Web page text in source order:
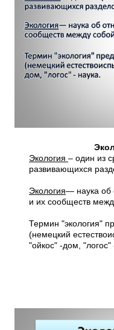
Экология – один из
развивающихся
Экология— наука об
и их сообществ
Термин "экология"
(немецкий
"ойкос" -дом, "логос"